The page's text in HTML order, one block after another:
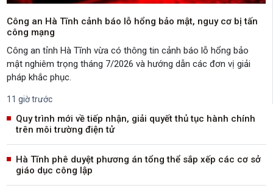
Công an Hà Tĩnh cảnh báo lỗ hổng bảo mật, nguy cơ bị tấn
công mạng
Công an tỉnh Hà Tĩnh vừa có thông tin cảnh báo lỗ hổng bảo
mật nghiêm trọng tháng 7/2026 và hướng dẫn các đơn vị giải
pháp khắc phục.
11 giờ trước
Quy trình mới về tiếp nhận, giải quyết thủ tục hành chính
trên môi trường điện tử
Hà Tĩnh phê duyệt phương án tổng thể sắp xếp các cơ sở
giáo dục công lập